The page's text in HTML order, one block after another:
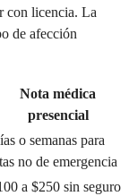
con licencia. La
de afección
Nota médica
presencial
o semanas para
no de emergencia
a $250 sin seguro